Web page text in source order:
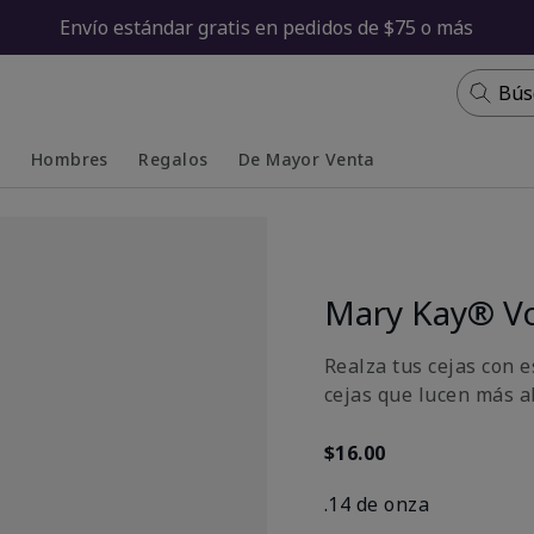
Envío estándar gratis en pedidos de $75 o más
Hombres Regalos De Mayor Venta
Mary Kay®
Realza tus cejas con
cejas que lucen más
$16.00
.14 de onza